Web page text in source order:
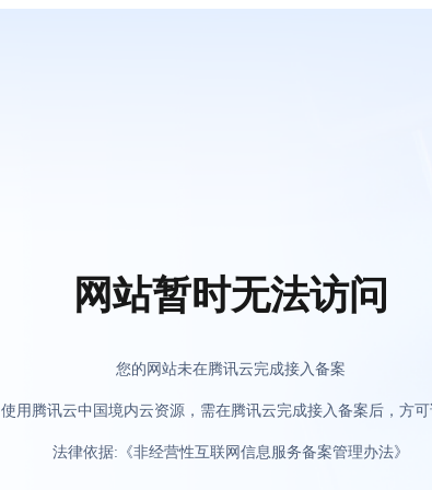
网站暂时无法访问
您的网站未在腾讯云完成接入备案
使用腾讯云中国境内云资源，需在腾讯云完成接入备案后，方
法律依据:《非经营性互联网信息服务备案管理办法》